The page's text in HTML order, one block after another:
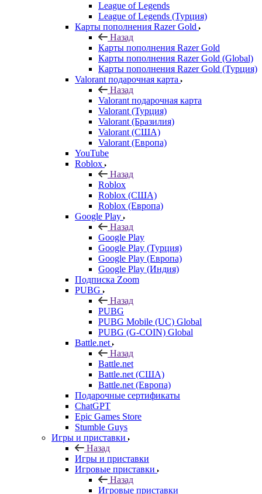
League of Legends
League of Legends (Турция)
Карты пополнения Razer Gold
Назад
Карты пополнения Razer Gold
Карты пополнения Razer Gold (Global)
Карты пополнения Razer Gold (Турция)
Valorant подарочная карта
Назад
Valorant подарочная карта
Valorant (Турция)
Valorant (Бразилия)
Valorant (США)
Valorant (Европа)
YouTube
Roblox
Назад
Roblox
Roblox (США)
Roblox (Европа)
Google Play
Назад
Google Play
Google Play (Турция)
Google Play (Европа)
Google Play (Индия)
Подписка Zoom
PUBG
Назад
PUBG
PUBG Mobile (UC) Global
PUBG (G-COIN) Global
Battle.net
Назад
Battle.net
Battle.net (США)
Battle.net (Европа)
Подарочные сертификаты
ChatGPT
Epic Games Store
Stumble Guys
Игры и приставки
Назад
Игры и приставки
Игровые приставки
Назад
Игровые приставки